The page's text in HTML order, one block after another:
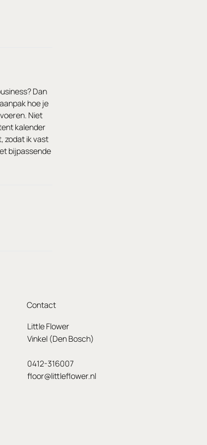
Dan
hoe je
Niet
kalender
zodat ik vast
bijpassende
Contact
Little Flower
Vinkel (Den Bosch)
0412-316007
floor@littleflower.nl